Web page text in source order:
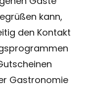
kann,
den Kontakt
Gastronomie